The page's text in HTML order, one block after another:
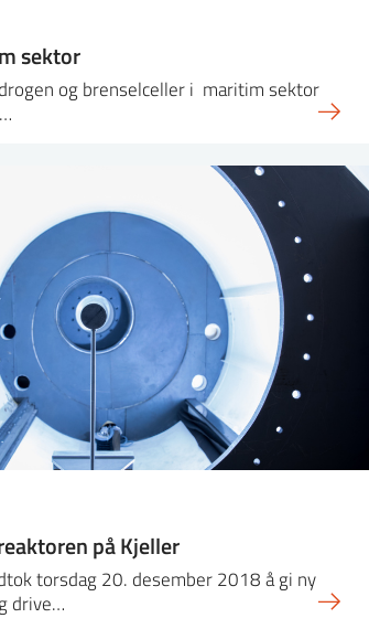
sektor
og brenselceller i maritim sektor
på Kjeller
torsdag 20. desember 2018 å gi ny
drive…